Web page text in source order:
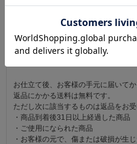
この商品
こちらの商
お仕立て後、お客様の手元に届いて
返品にかかる送料は無料です。
ただし次に該当するものは返品をお受
・商品到着後31日以上経過した商品
・ご使用になられた商品
・お客様の元で、傷または破損が生